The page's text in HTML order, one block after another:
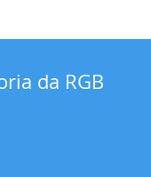
da RGB